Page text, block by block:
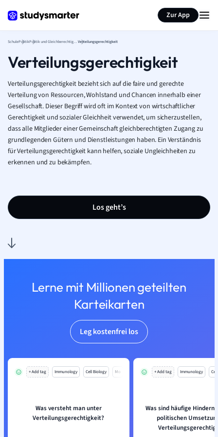
Zur App
SchulePolitik Politik und GleichberechtigungVerteilungsgerechtigkeit
Verteilungsgerechtigkeit
Verteilungsgerechtigkeit bezieht sich auf die faire und gerechte
Verteilung von Ressourcen, Wohlstand und Chancen innerhalb einer
Gesellschaft. Dieser Begriff wird oft im Kontext von wirtschaftlicher
Gerechtigkeit und sozialer Gleichheit verwendet, um sicherzustellen,
dass alle Mitglieder einer Gemeinschaft gleichberechtigten Zugang zu
grundlegenden Gütern und Dienstleistungen haben. Ein Verständnis
für Verteilungsgerechtigkeit kann helfen, soziale Ungleichheiten zu
erkennen und zu bekämpfen.
Los geht’s
Lerne mit Millionen geteilten
Karteikarten
Leg kostenfrei los
+ Add tag Immunology Cell Biology Mo
Was versteht man unter
Verteilungsgerechtigkeit?
+ Add tag Immunology
Was sind häufige
politischen
Seite zusammenfassen